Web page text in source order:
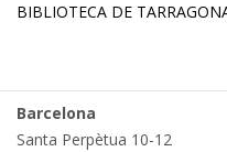
BIBLIOTECA DE
Barcelona
Santa Perpètua 10-12